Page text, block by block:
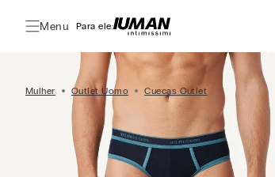
Menu Para ele:
Mulher Outlet Uomo Cuecas Outlet